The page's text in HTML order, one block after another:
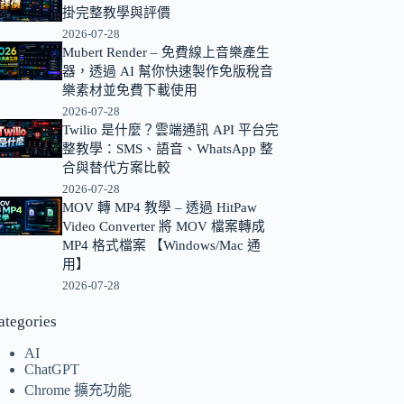
掛完整教學與評價
2026-07-28
Mubert Render – 免費線上音樂產生
器，透過 AI 幫你快速製作免版稅音
樂素材並免費下載使用
2026-07-28
Twilio 是什麼？雲端通訊 API 平台完
整教學：SMS、語音、WhatsApp 整
合與替代方案比較
2026-07-28
MOV 轉 MP4 教學 – 透過 HitPaw
Video Converter 將 MOV 檔案轉成
MP4 格式檔案 【Windows/Mac 通
用】
2026-07-28
AI
ChatGPT
Chrome 擴充功能